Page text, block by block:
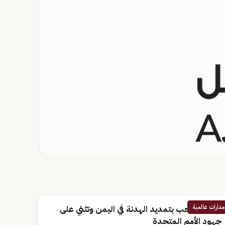
مدارات عالمية
الإمارات ترحب بتمديد الهدنة في اليمن وتثني على
جهود الأمم المتحدة